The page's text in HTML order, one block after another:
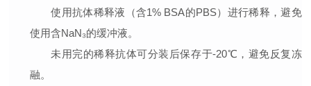
使用抗体稀释液（含1% BSA的PBS）进行稀释，避免
使用含NaN₃的缓冲液。
未用完的稀释抗体可分装后保存于-20℃，避免反复冻
融。